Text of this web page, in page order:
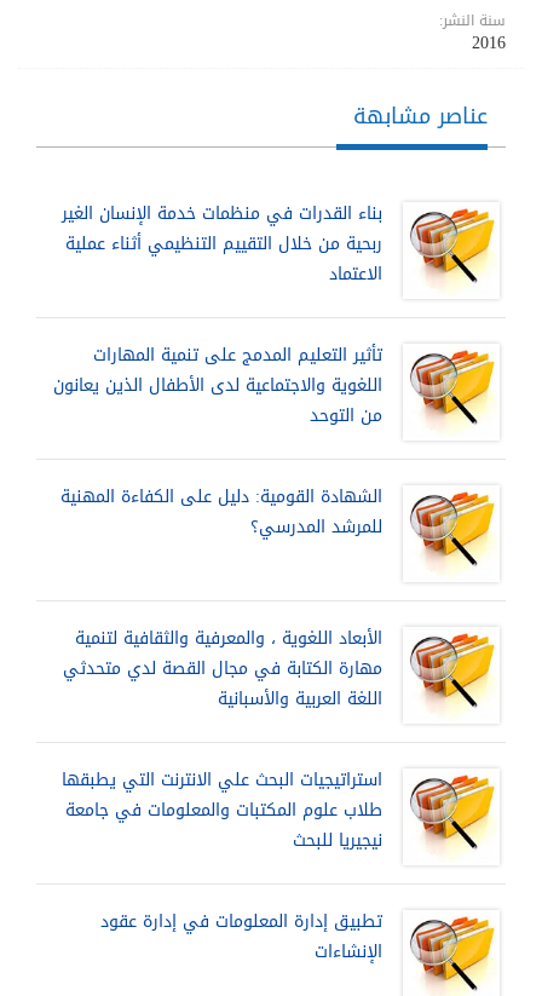
سنة النشر:
2016
عناصر مشابهة
بناء القدرات في منظمات خدمة الإنسان الغير
ربحية من خلال التقييم التنظيمي أثناء عملية
الاعتماد
تأثير التعليم المدمج على تنمية المهارات
اللغوية والاجتماعية لدى الأطفال الذين يعانون
من التوحد
الشهادة القومية: دليل على الكفاءة المهنية
للمرشد المدرسي؟
الأبعاد اللغوية ، والمعرفية والثقافية لتنمية
مهارة الكتابة في مجال القصة لدي متحدثي
اللغة العربية والأسبانية
استراتيجيات البحث علي الانترنت التي يطبقها
طلاب علوم المكتبات والمعلومات في جامعة
نيجيريا للبحث
تطبيق إدارة المعلومات في إدارة عقود
الإنشاءات